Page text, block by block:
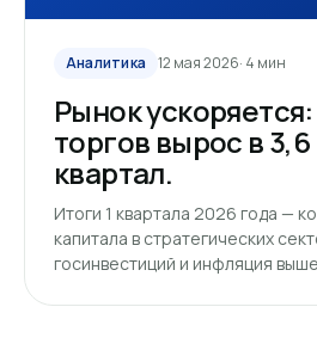
Аналитика 12 мая 2026· 4 мин
Рынок
торгов вырос в 3,6
квартал.
Итоги 1 квартала 2026 года —
капитала в стратегических
госинвестиций и инфляция